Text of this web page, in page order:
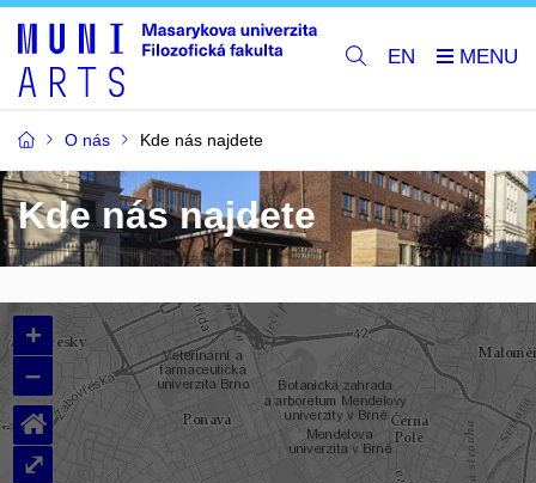
EN
O nás Kde nás najdete
Kde nás najdete
+
–
⌂
⤢